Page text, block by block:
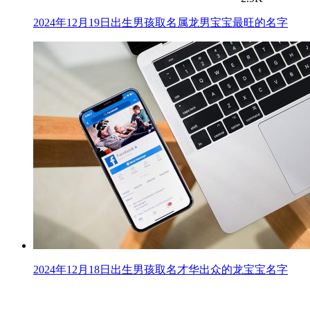
2024年12月19日出生男孩取名属龙男宝宝最旺的名字
2024年12月18日出生男孩取名才华出众的龙宝宝名字